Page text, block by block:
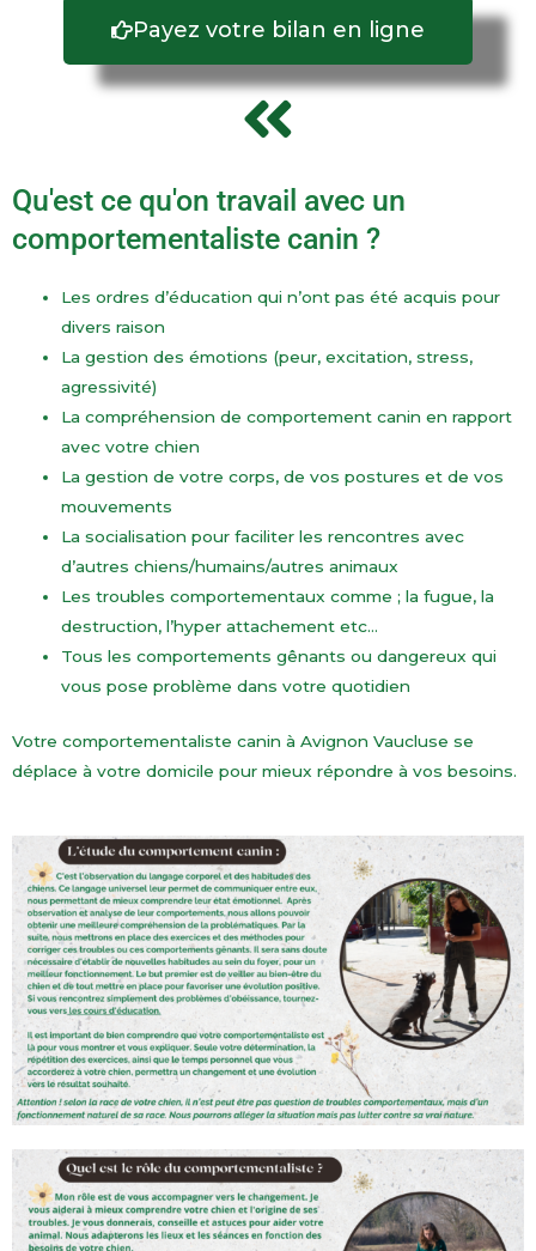
Payez votre bilan en ligne
Qu'est ce qu'on travail avec un
comportementaliste canin ?
Les ordres d’éducation qui n’ont pas été acquis pour
divers raison
La gestion des émotions (peur, excitation, stress,
agressivité)
La compréhension de comportement canin en rapport
avec votre chien
La gestion de votre corps, de vos postures et de vos
mouvements
La socialisation pour faciliter les rencontres avec
d’autres chiens/humains/autres animaux
Les troubles comportementaux comme ; la fugue, la
destruction, l’hyper attachement etc…
Tous les comportements gênants ou dangereux qui
vous pose problème dans votre quotidien
Votre comportementaliste canin à Avignon Vaucluse se
déplace à votre domicile pour mieux répondre à vos besoins.